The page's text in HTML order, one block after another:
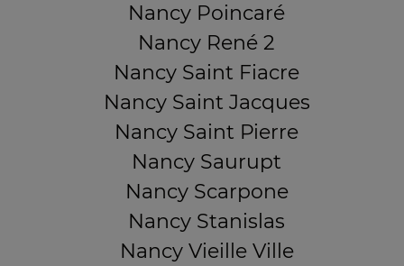
Nancy Poincaré
Nancy René 2
Nancy Saint Fiacre
Nancy Saint Jacques
Nancy Saint Pierre
Nancy Saurupt
Nancy Scarpone
Nancy Stanislas
Nancy Vieille Ville